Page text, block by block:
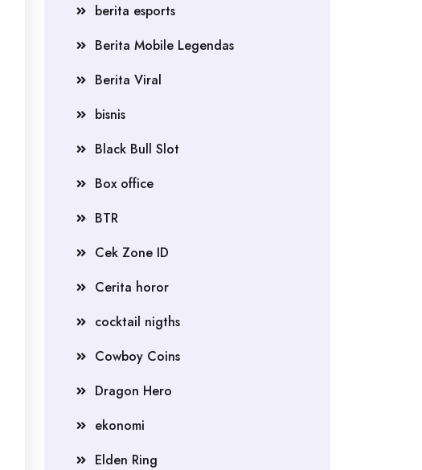
berita esports
Berita Mobile Legendas
Berita Viral
bisnis
Black Bull Slot
Box office
BTR
Cek Zone ID
Cerita horor
cocktail nigths
Cowboy Coins
Dragon Hero
ekonomi
Elden Ring